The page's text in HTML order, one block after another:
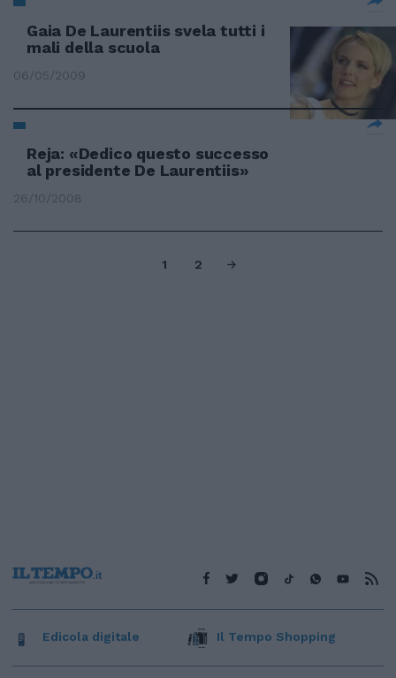
Gaia De Laurentiis svela tutti i
mali della scuola
06/05/2009
Reja: «Dedico questo successo
al presidente De Laurentiis»
26/10/2008
1 2
Edicola digitale Il Tempo Shopping